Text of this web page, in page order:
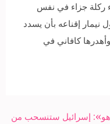
ركلة جزاء في نفس
نيمار إقناعه بأن يسدد
كافاني في
إسرائيل ستنسحب من